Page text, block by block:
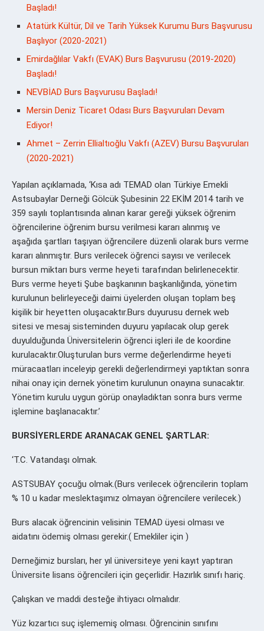
Başladı!
Atatürk Kültür, Dil ve Tarih Yüksek Kurumu Burs Başvurusu
Başlıyor (2020-2021)
Emirdağlılar Vakfı (EVAK) Burs Başvurusu (2019-2020)
Başladı!
NEVBİAD Burs Başvurusu Başladı!
Mersin Deniz Ticaret Odası Burs Başvuruları Devam
Ediyor!
Ahmet – Zerrin Ellialtıoğlu Vakfı (AZEV) Bursu Başvuruları
(2020-2021)
Yapılan açıklamada, ‘Kısa adı TEMAD olan Türkiye Emekli
Astsubaylar Derneği Gölcük Şubesinin 22 EKİM 2014 tarih ve
359 sayılı toplantısında alınan karar gereği yüksek öğrenim
öğrencilerine öğrenim bursu verilmesi kararı alınmış ve
aşağıda şartları taşıyan öğrencilere düzenli olarak burs verme
kararı alınmıştır. Burs verilecek öğrenci sayısı ve verilecek
bursun miktarı burs verme heyeti tarafından belirlenecektir.
Burs verme heyeti Şube başkanının başkanlığında, yönetim
kurulunun belirleyeceği daimi üyelerden oluşan toplam beş
kişilik bir heyetten oluşacaktır.Burs duyurusu dernek web
sitesi ve mesaj sisteminden duyuru yapılacak olup gerek
duyulduğunda Üniversitelerin öğrenci işleri ile de koordine
kurulacaktır.Oluşturulan burs verme değerlendirme heyeti
müracaatları inceleyip gerekli değerlendirmeyi yaptıktan sonra
nihai onay için dernek yönetim kurulunun onayına sunacaktır.
Yönetim kurulu uygun görüp onayladıktan sonra burs verme
işlemine başlanacaktır.’
BURSİYERLERDE ARANACAK GENEL ŞARTLAR:
‘T.C. Vatandaşı olmak.
ASTSUBAY çocuğu olmak.(Burs verilecek öğrencilerin toplam
% 10 u kadar meslektaşımız olmayan öğrencilere verilecek.)
Burs alacak öğrencinin velisinin TEMAD üyesi olması ve
aidatını ödemiş olması gerekir.( Emekliler için )
Derneğimiz bursları, her yıl üniversiteye yeni kayıt yaptıran
Üniversite lisans öğrencileri için geçerlidir. Hazırlık sınıfı hariç.
Çalışkan ve maddi desteğe ihtiyacı olmalıdır.
Yüz kızartıcı suç işlememiş olması. Öğrencinin sınıfını